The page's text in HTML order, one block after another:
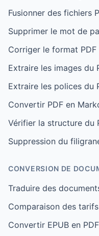
Fusionner des fichiers
Supprimer le mot de
Corriger le format PDF
Extraire les images du
Extraire les polices du
Convertir PDF en
Vérifier la structure du
Suppression du
CONVERSION DE
Traduire des
Comparaison des
Convertir EPUB en PDF